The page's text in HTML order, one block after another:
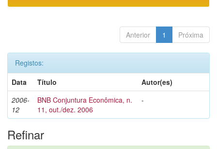
Anterior 1 Próxima
Registos:
Data
Título
Autor(es)
2006-
12
BNB Conjuntura Econômica, n.
11, out./dez. 2006
-
Refinar